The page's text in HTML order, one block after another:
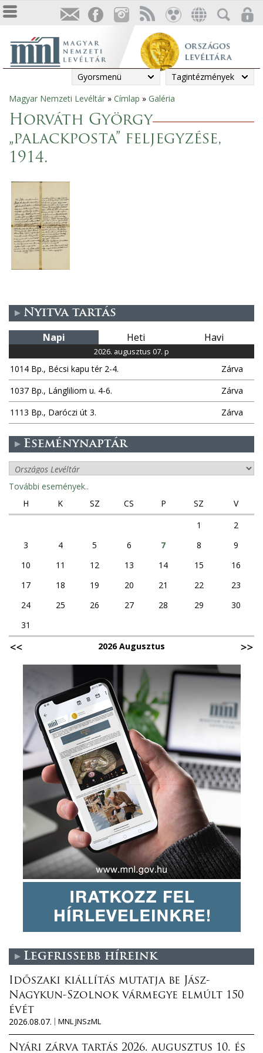
Gyorsmenü Tagintézmények
Jelenlegi
hely
Magyar Nemzeti Levéltár » Címlap » Galéria
Horváth György
„palackposta” feljegyzése,
1914.
Nyitva tartás
Napi Heti Havi
2026. augusztus 07. p
1014 Bp., Bécsi kapu tér 2-4.
Zárva
1037 Bp., Lángliliom u. 4-6.
Zárva
1113 Bp., Daróczi út 3.
Zárva
Eseménynaptár
További események..
H
K SZ CS P SZ
V
1
2
3
4 5 6 7 8
9
10
11 12 13 14 15
16
17
18 19 20 21 22
23
24
25 26 27 28 29
30
31
2026 Augusztus
Legfrissebb híreink
Időszaki kiállítás mutatja be Jász-
Nagykun-Szolnok vármegye elmúlt 150
évét
2026.08.07.
MNL JNSzML
Nyári zárva tartás 2026. augusztus 10. és